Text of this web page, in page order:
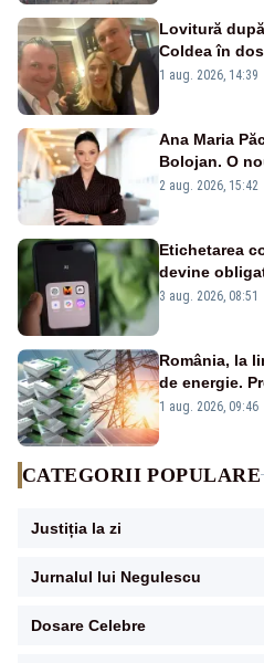
Lovitură
Coldea în
Păcuraru
1 aug. 2026, 14:39
Ana Maria
Bolojan. O
emisiunii
2 aug. 2026, 15:42
Etichetarea
devine
3 aug. 2026, 08:51
România, la
de energie.
Analiză
1 aug. 2026, 09:46
CATEGORII POPULARE
Justiția la zi
Jurnalul lui Negulescu
Dosare Celebre